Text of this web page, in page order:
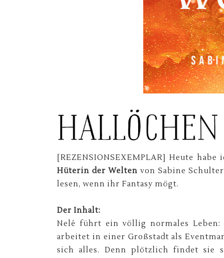
[REZENSIONSEXEMPLAR] Heute
Hüterin der Welten von Sabine
lesen, wenn ihr Fantasy mögt.
Der Inhalt:
Nelé führt ein völlig normales Leben:
arbeitet in einer Großstadt als
sich alles. Denn plötzlich findet sie